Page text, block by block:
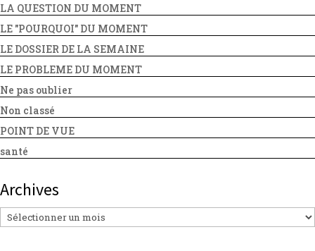
LA QUESTION DU MOMENT
LE "POURQUOI" DU MOMENT
LE DOSSIER DE LA SEMAINE
LE PROBLEME DU MOMENT
Ne pas oublier
Non classé
POINT DE VUE
santé
Archives
Archives